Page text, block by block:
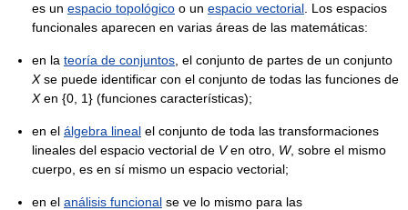
es un espacio topológico o un espacio vectorial . Los espacios
funcionales aparecen en varias áreas de las matemáticas:
en la teoría de conjuntos , el conjunto de partes de un conjunto
Xse puede identificar con el conjunto de todas las funciones de
Xen {0, 1} (funciones características);
en el álgebra lineal el conjunto de toda las transformaciones
lineales del espacio vectorial de Ven otro, W, sobre el mismo
cuerpo, es en sí mismo un espacio vectorial;
en el análisis funcional se ve lo mismo para las